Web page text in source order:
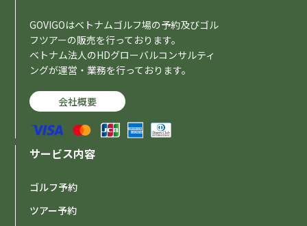
GOVIGOはベトナムゴルフ場の予約及びゴル
フツアーの販売を行っております。
ベトナム法人のHDグローバルコンサルティ
ングが運営・業務を行っております。
会社概要
サービス内容
ゴルフ予約
ツアー予約